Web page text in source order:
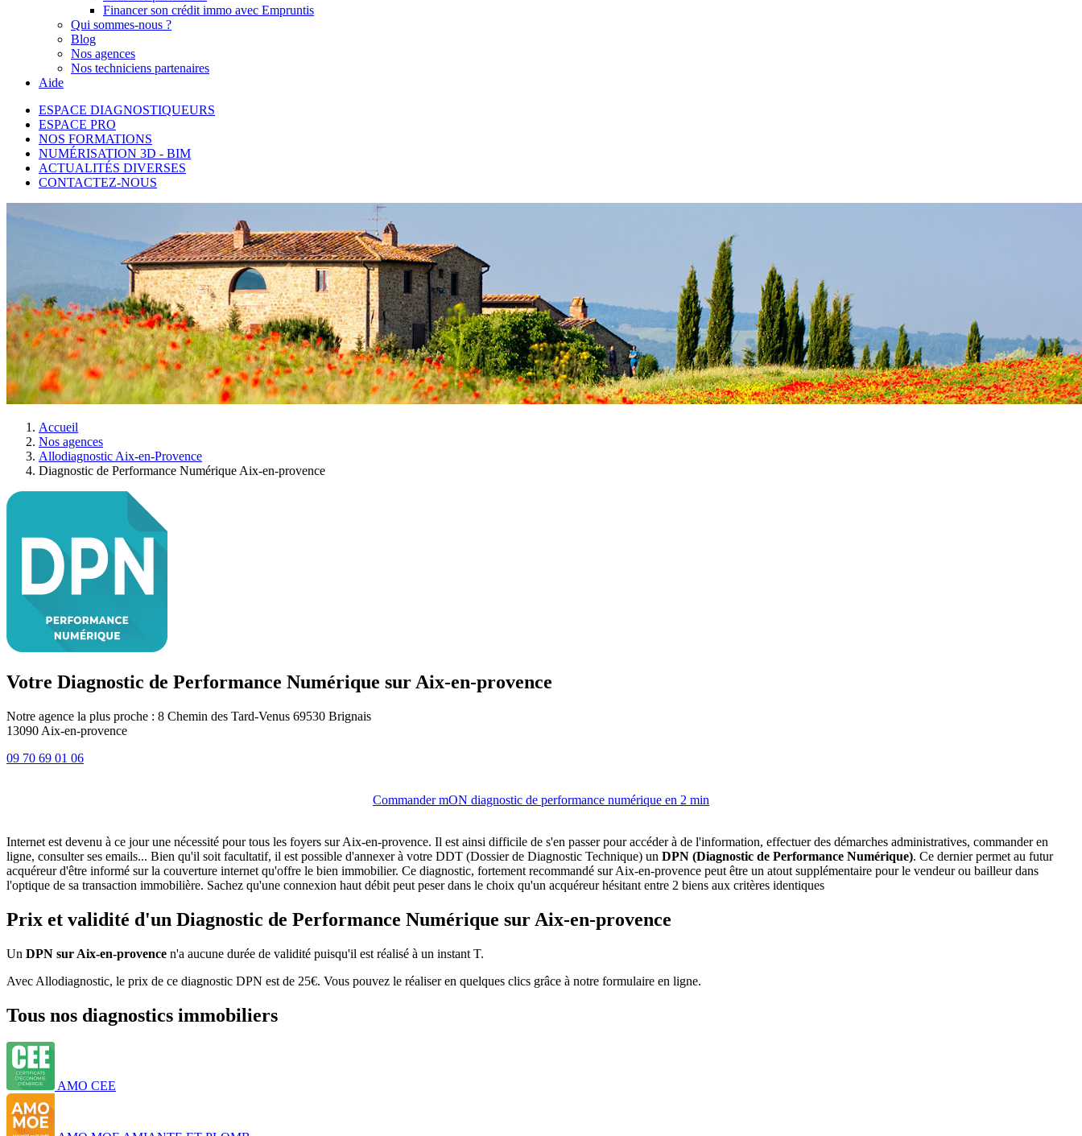
Financer son crédit immo avec Empruntis
Qui sommes-nous ?
Blog
Nos agences
Nos techniciens partenaires
Aide
ESPACE DIAGNOSTIQUEURS
ESPACE PRO
NOS FORMATIONS
NUMÉRISATION 3D - BIM
ACTUALITÉS DIVERSES
CONTACTEZ-NOUS
Accueil
Nos agences
Allodiagnostic Aix-en-Provence
Diagnostic de Performance Numérique Aix-en-provence
Votre Diagnostic de Performance Numérique sur Aix-en-provence
Notre agence la plus proche : 8 Chemin des Tard-Venus 69530 Brignais
13090 Aix-en-provence
09 70 69 01 06
Commander mON diagnostic de performance numérique en 2 min
Internet est devenu à ce jour une nécessité pour tous les foyers sur Aix-en-provence. Il est ainsi difficile de s'en passer pour accéder à de l'information, effectuer des démarches administratives, commander en
ligne, consulter ses emails... Bien qu'il soit facultatif, il est possible d'annexer à votre DDT (Dossier de Diagnostic Technique) un DPN (Diagnostic de Performance Numérique). Ce dernier permet au futur
acquéreur d'être informé sur la couverture internet qu'offre le bien immobilier. Ce diagnostic, fortement recommandé sur Aix-en-provence peut être un atout supplémentaire pour le vendeur ou bailleur dans
l'optique de sa transaction immobilière. Sachez qu'une connexion haut débit peut peser dans le choix qu'un acquéreur hésitant entre 2 biens aux critères identiques
Prix et validité d'un Diagnostic de Performance Numérique sur Aix-en-provence
Un DPN sur Aix-en-provence n'a aucune durée de validité puisqu'il est réalisé à un instant T.
Avec Allodiagnostic, le prix de ce diagnostic DPN est de 25€. Vous pouvez le réaliser en quelques clics grâce à notre formulaire en ligne.
Tous nos diagnostics immobiliers
AMO CEE